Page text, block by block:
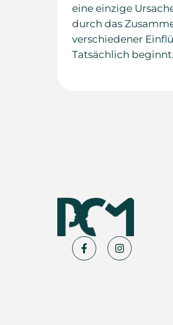
eine einzige
durch das
verschiedener
Tatsächlich